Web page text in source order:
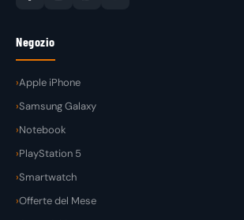
Negozio
Apple iPhone
Samsung Galaxy
Notebook
PlayStation 5
Smartwatch
Offerte del Mese